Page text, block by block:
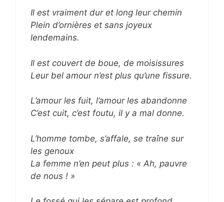
Il est vraiment dur et long leur chemin
Plein d’ornières et sans joyeux
lendemains.
Il est couvert de boue, de moisissures
Leur bel amour n’est plus qu’une fissure.
L’amour les fuit, l’amour les abandonne
C’est cuit, c’est foutu, il y a mal donne.
L’homme tombe, s’affale, se traîne sur
les genoux
La femme n’en peut plus : « Ah, pauvre
de nous ! »